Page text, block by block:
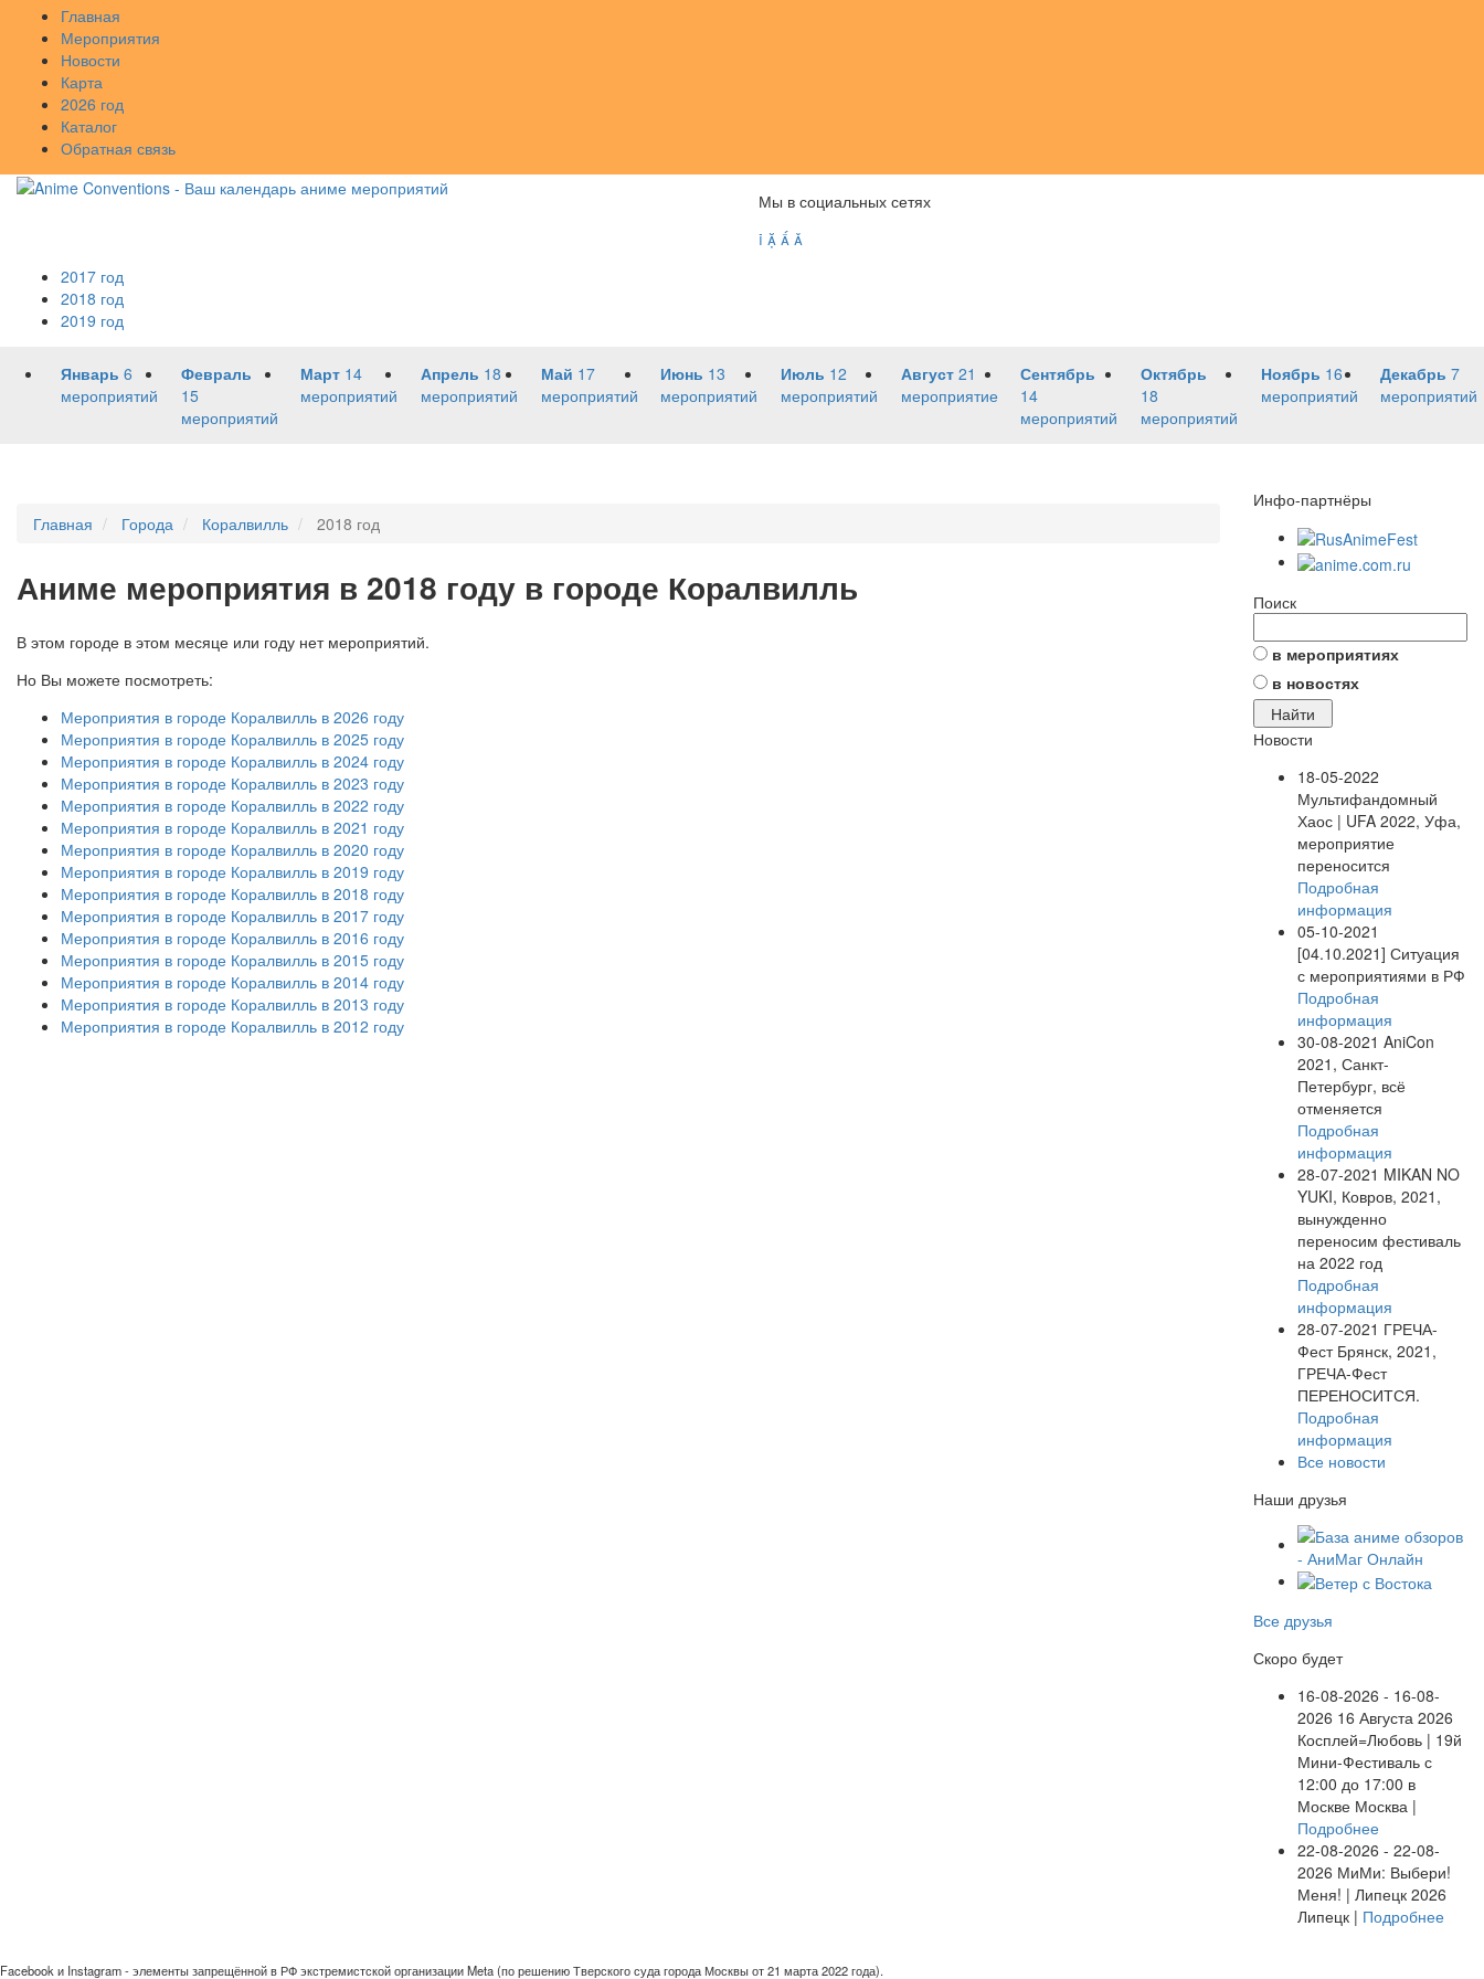
Главная
Мероприятия
Новости
Карта
2026 год
Каталог
Обратная связь
Мы в социальных сетях
   
2017 год
2018 год
2019 год
Январь 6
мероприятий
Февраль
15
мероприятий
Март 14
мероприятий
Апрель 18
мероприятий
Май 17
мероприятий
Июнь 13
мероприятий
Июль 12
мероприятий
Август 21
мероприятие
Сентябрь
14
мероприятий
Октябрь
18
мероприятий
Ноябрь 16
мероприятий
Декабрь 7
мероприятий
Главная Города Коралвилль 2018 год
Аниме мероприятия в 2018 году в городе Коралвилль
В этом городе в этом месяце или году нет мероприятий.
Но Вы можете посмотреть:
Мероприятия в городе Коралвилль в 2026 году
Мероприятия в городе Коралвилль в 2025 году
Мероприятия в городе Коралвилль в 2024 году
Мероприятия в городе Коралвилль в 2023 году
Мероприятия в городе Коралвилль в 2022 году
Мероприятия в городе Коралвилль в 2021 году
Мероприятия в городе Коралвилль в 2020 году
Мероприятия в городе Коралвилль в 2019 году
Мероприятия в городе Коралвилль в 2018 году
Мероприятия в городе Коралвилль в 2017 году
Мероприятия в городе Коралвилль в 2016 году
Мероприятия в городе Коралвилль в 2015 году
Мероприятия в городе Коралвилль в 2014 году
Мероприятия в городе Коралвилль в 2013 году
Мероприятия в городе Коралвилль в 2012 году
Инфо-партнёры
Поиск
в мероприятиях
в новостях
Новости
18-05-2022
Мультифандомный
Хаос | UFA 2022, Уфа,
мероприятие
переносится
Подробная
информация
05-10-2021
[04.10.2021] Ситуация
с мероприятиями в РФ
Подробная
информация
30-08-2021 AniCon
2021, Санкт-
Петербург, всё
отменяется
Подробная
информация
28-07-2021 MIKAN NO
YUKI, Ковров, 2021,
вынужденно
переносим фестиваль
на 2022 год
Подробная
информация
28-07-2021 ГРЕЧА-
Фест Брянск, 2021,
ГРЕЧА-Фест
ПЕРЕНОСИТСЯ.
Подробная
информация
Все новости
Наши друзья
Все друзья
Скоро будет
16-08-2026 - 16-08-
2026 16 Августа 2026
Косплей=Любовь | 19й
Мини-Фестиваль с
12:00 до 17:00 в
Москве Москва |
Подробнее
22-08-2026 - 22-08-
2026 МиМи: Выбери!
Меня! | Липецк 2026
Липецк | Подробнее
Facebook и Instagram - элементы запрещённой в РФ экстремистской организации Meta (по решению Тверского суда города Москвы от 21 марта 2022 года).